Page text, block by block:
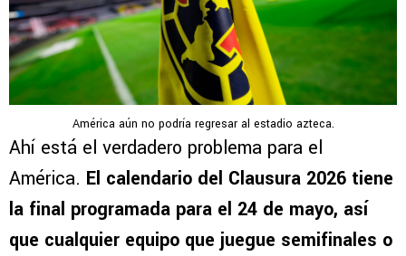
América aún no podría regresar al estadio azteca.
Ahí está el verdadero problema para el
América. El calendario del Clausura 2026 tiene
la final programada para el 24 de mayo, así
que cualquier equipo que juegue semifinales o